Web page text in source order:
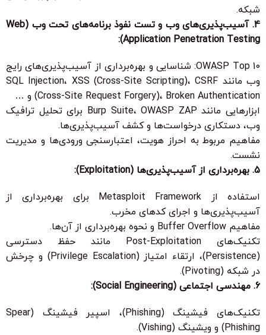
شبکه.
4. آسیب‌پذیری‌های وب و تست نفوذ برنامه‌های تحت وب (Web
Application Penetration Testing):
OWASP Top 10: شناسایی و بهره‌برداری از آسیب‌پذیری‌های رایج
وب مانند SQL Injection، XSS (Cross-Site Scripting)، CSRF
(Cross-Site Request Forgery)، Broken Authentication و …
ابزارهایی مانند Burp Suite، OWASP ZAP برای تحلیل ترافیک
وب، دستکاری درخواست‌ها و کشف آسیب‌پذیری‌ها.
مفاهیم مربوط به احراز هویت، اعتبارسنجی ورودی‌ها و مدیریت
نشست.
5. بهره‌برداری از آسیب‌پذیری‌ها (Exploitation):
استفاده از Metasploit Framework برای بهره‌برداری از
آسیب‌پذیری‌ها و اجرای کدهای مخرب.
مفاهیم Buffer Overflow و نحوه بهره‌برداری از آن‌ها.
تکنیک‌های Post-Exploitation مانند حفظ دسترسی
(Persistence)، ارتقاء امتیاز (Privilege Escalation) و چرخش
در شبکه (Pivoting).
6. مهندسی اجتماعی (Social Engineering):
تکنیک‌های فیشینگ (Phishing)، اسپیر فیشینگ (Spear
Phishing) و ویشینگ (Vishing).